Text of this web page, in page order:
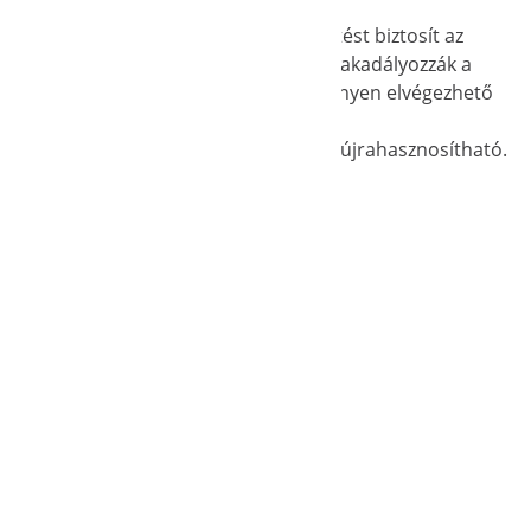
esik, a kialakítás tökéletes vízelvezetést biztosít az
az optimális légáramlást, és megakadályozzák a
felépítése laikusok számára is könnyen elvégezhető
alacsony karbantartási igényű és újrahasznosítható.
is érdekelték